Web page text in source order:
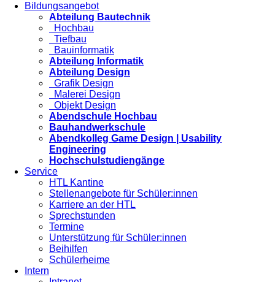
Bildungsangebot
Abteilung Bautechnik
Hochbau
Tiefbau
Bauinformatik
Abteilung Informatik
Abteilung Design
Grafik Design
Malerei Design
Objekt Design
Abendschule Hochbau
Bauhandwerkschule
Abendkolleg Game Design | Usability
Engineering
Hochschulstudiengänge
Service
HTL Kantine
Stellenangebote für Schüler:innen
Karriere an der HTL
Sprechstunden
Termine
Unterstützung für Schüler:innen
Beihilfen
Schülerheime
Intern